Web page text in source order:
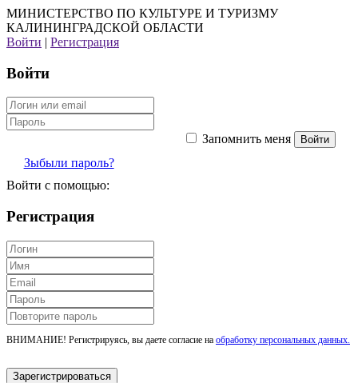
МИНИСТЕРСТВО ПО КУЛЬТУРЕ И ТУРИЗМУ
КАЛИНИНГРАДСКОЙ ОБЛАСТИ
Войти | Регистрация
Войти
Запомнить меня
Зыбыли пароль?
Войти с помощью:
Регистрация
ВНИМАНИЕ! Регистрируясь, вы даете согласие на обработку персональных данных.